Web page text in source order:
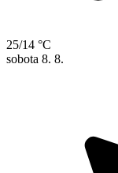
25/14 °C
sobota 8. 8.